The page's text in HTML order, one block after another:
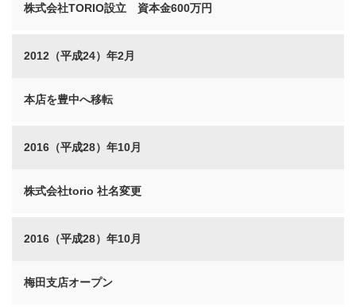
株式会社TORIO設立 資本金600万円
2012（平成24）年2月
本店を豊中へ移転
2016（平成28）年10月
株式会社torio 社名変更
2016（平成28）年10月
梅田支店オープン